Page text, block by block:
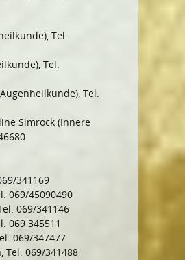
Tel.
Tel.
Tel.
Simrock (Innere
341169
069/45090490
069/341146
069 345511
069/347477
Tel. 069/341488